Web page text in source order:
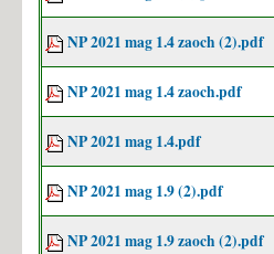
NP 2021 mag 1.4 zaoch (2).pdf
NP 2021 mag 1.4 zaoch.pdf
NP 2021 mag 1.4.pdf
NP 2021 mag 1.9 (2).pdf
NP 2021 mag 1.9 zaoch (2).pdf